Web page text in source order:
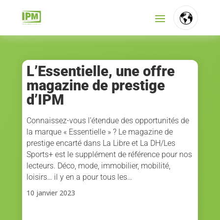
L’Essentielle, une offre
magazine de prestige
d’IPM
Connaissez-vous l’étendue des opportunités de
la marque « Essentielle » ? Le magazine de
prestige encarté dans La Libre et La DH/Les
Sports+ est le supplément de référence pour nos
lecteurs. Déco, mode, immobilier, mobilité,
loisirs… il y en a pour tous les…
10 janvier 2023